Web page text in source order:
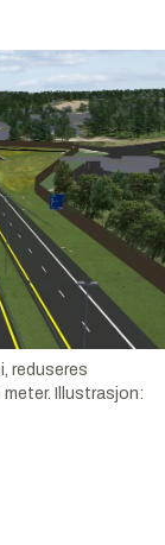
reduseres
Illustrasjon: